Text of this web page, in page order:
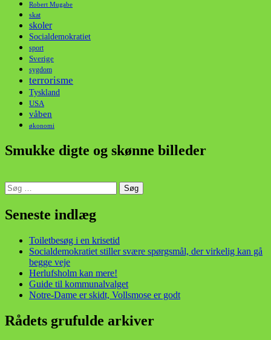
Robert Mugabe
skat
skoler
Socialdemokratiet
sport
Sverige
sygdom
terrorisme
Tyskland
USA
våben
økonomi
Smukke digte og skønne billeder
Søg
efter:
Seneste indlæg
Toiletbesøg i en krisetid
Socialdemokratiet stiller svære spørgsmål, der virkelig kan gå
begge veje
Herlufsholm kan mere!
Guide til kommunalvalget
Notre-Dame er skidt, Vollsmose er godt
Rådets grufulde arkiver